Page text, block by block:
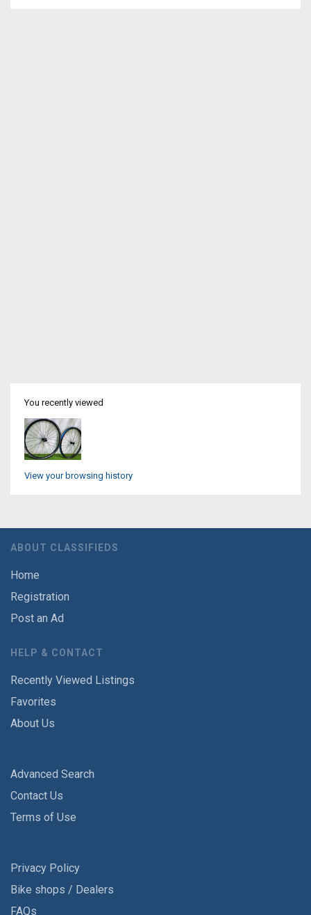
You recently viewed
View your browsing history
ABOUT CLASSIFIEDS
Home
Registration
Post an Ad
HELP & CONTACT
Recently Viewed Listings
Favorites
About Us
Advanced Search
Contact Us
Terms of Use
Privacy Policy
Bike shops / Dealers
FAQs